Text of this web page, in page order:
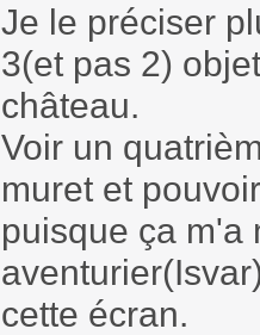
Je le préciser
3(et pas 2)
château.
Voir un
muret et
puisque ça m'a
cette écran.